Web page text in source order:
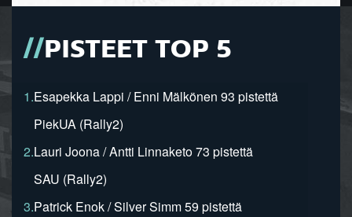
PISTEET TOP 5
1.Esapekka Lappi / Enni Mälkönen 93 pistettä
PiekUA (Rally2)
2.Lauri Joona / Antti Linnaketo 73 pistettä
SAU (Rally2)
3.Patrick Enok / Silver Simm 59 pistettä